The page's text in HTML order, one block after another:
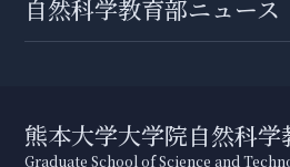
自然科学教育部ニュース
熊本大学大学院自然科学
Graduate School of Science and